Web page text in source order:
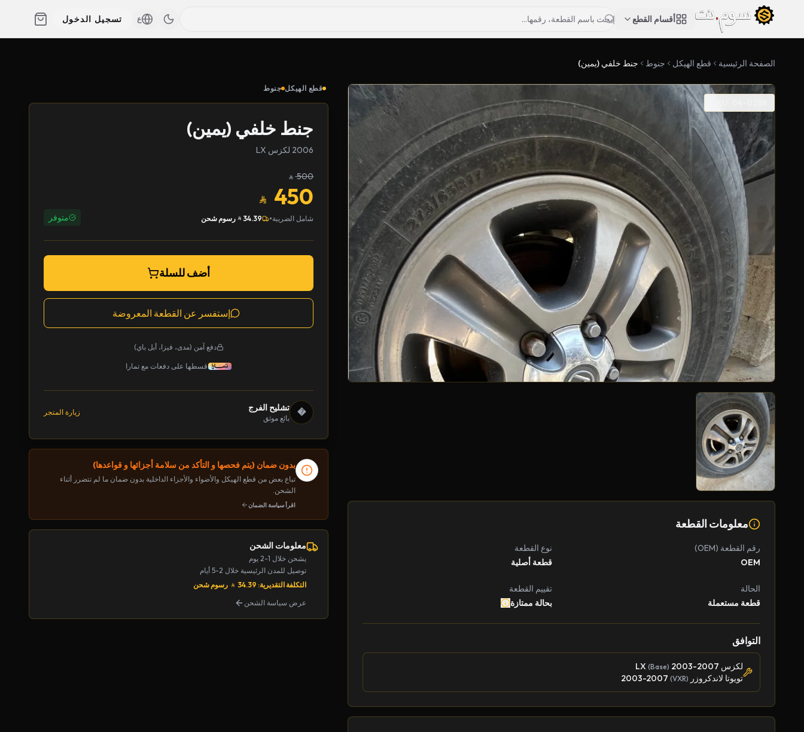
أقسام القطع ع تسجيل الدخول
الصفحة الرئيسية قطع الهيكل جنوط جنط خلفي (يمين)
معلومات القطعة
رقم القطعة (OEM)
OEM
نوع القطعة
قطعة أصلية
الحالة
قطعة مستعملة
تقييم القطعة
بحالة ممتازة
التوافق
لكزس LX (Base) 2003-2007
تويوتا لاندكروزر (VXR)
قطع الهيكل جنوط
جنط خلفي (يمين)
2006 لكزس LX
500
450
شامل الضريبة•
34.39 رسوم شحن متوفر
أضف للسلة
إستفسر عن القطعة المعروضة
دفع آمن (مدى، فيزا، أبل باي)
قسطها على دفعات مع تمارا
� تشليح الفرج
بائع موثق
زيارة المتجر
بدون ضمان (يتم فحصها و التأكد من سلامة أجزائها و قواعدها)
تباع بعض من قطع الهيكل والأضواء والأجزاء الداخلية بدون ضمان ما لم تتضرر أثناء
الشحن.
اقرأ سياسة الضمان
معلومات الشحن
يشحن خلال 1-2 يوم
توصيل للمدن الرئيسية خلال 2-5 أيام
التكلفة التقديرية: 34.39
رسوم شحن
عرض سياسة الشحن